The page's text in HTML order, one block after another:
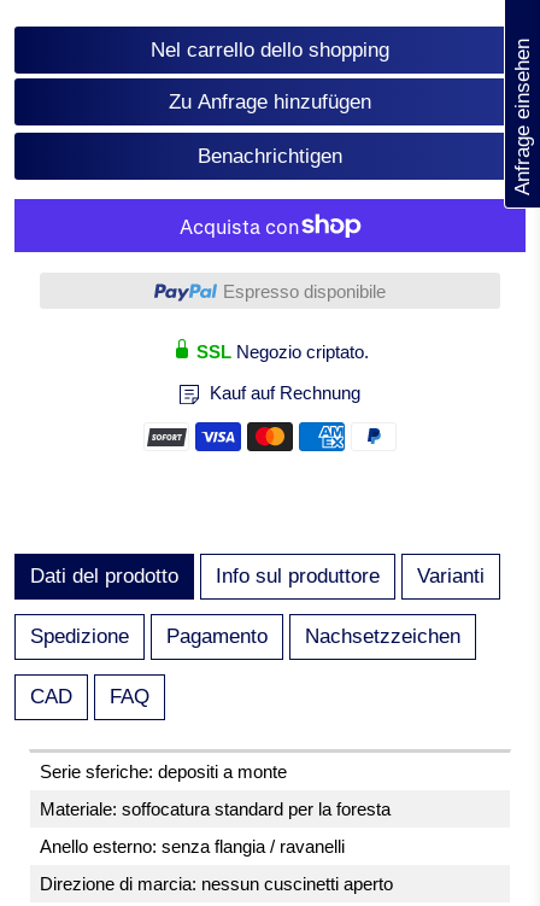
Nel carrello dello shopping
Zu Anfrage hinzufügen
Benachrichtigen
Altre opzioni di pagamento
Espresso disponibile
SSLNegozio criptato.
Kauf auf Rechnung
Dati del prodotto Info sul produttore Varianti
Spedizione Pagamento Nachsetzzeichen
CAD FAQ
Serie sferiche: depositi a monte
Materiale: soffocatura standard per la foresta
Anello esterno: senza flangia / ravanelli
Direzione di marcia: nessun cuscinetti aperto
Anfrage einsehen